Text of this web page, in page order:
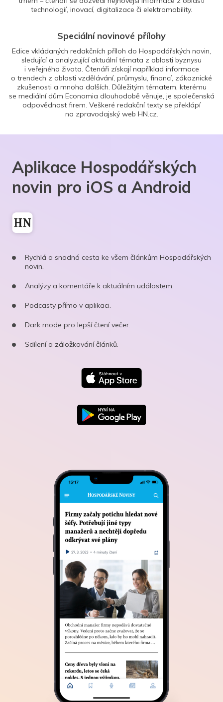
technologií, inovací, digitalizace či elektromobility.
Speciální novinové přílohy
Edice vkládaných redakčních příloh do Hospodářských novin,
sledující a analyzující aktuální témata z oblasti byznysu
i veřejného života. Čtenáři získají například informace
o trendech z oblasti vzdělávání, průmyslu, financí, zákaznické
zkušenosti a mnoha dalších. Důležitým tématem, kterému
se mediální dům Economia dlouhodobě věnuje, je společenská
odpovědnost firem. Veškeré redakční texty se překlápí
na zpravodajský web HN.cz.
Aplikace Hospodářských
novin pro iOS a Android
Rychlá a snadná cesta ke všem článkům Hospodářských
novin.
Analýzy a komentáře k aktuálním událostem.
Podcasty přímo v aplikaci.
Dark mode pro lepší čtení večer.
Sdílení a záložkování článků.